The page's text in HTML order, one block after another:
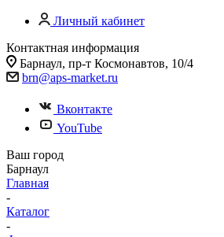
Личный кабинет
Контактная информация
Барнаул, пр-т Космонавтов, 10/4
brn@aps-market.ru
Вконтакте
YouTube
Ваш город
Барнаул
Главная
-
Каталог
-